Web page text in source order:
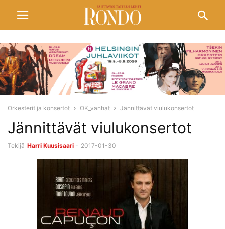
Orkesterit ja konsertot OK_vanhat Jännittävät viulukonsertot
Jännittävät viulukonsertot
Tekijä Harri Kuusisaari - 2017-01-30